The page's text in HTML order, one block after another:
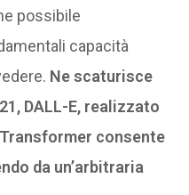
possibile
capacità
Ne scaturisce
DALL-E, realizzato
consente
da un’arbitraria